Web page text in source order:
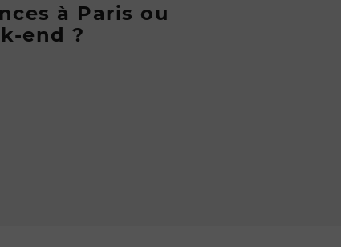
à Paris ou
end ?